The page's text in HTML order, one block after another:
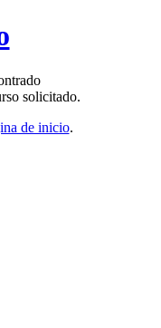
solicitado.
de inicio.